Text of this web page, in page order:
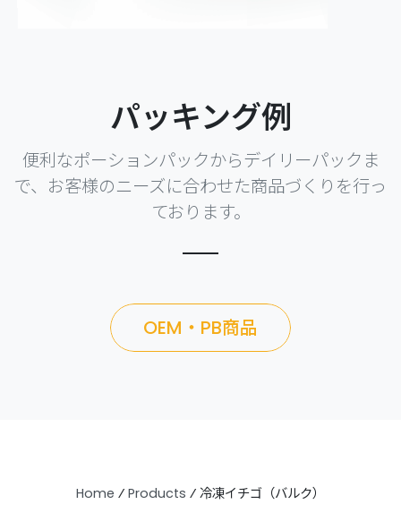
パッキング例
便利なポーションパックからデイリーパックま
で、お客様のニーズに合わせた商品づくりを行っ
ております。
OEM・PB商品
Home ⁄ Products ⁄ 冷凍イチゴ（バルク）